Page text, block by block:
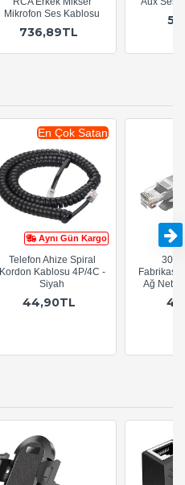
Mikrofon Ses Kablosu
736,89TL
Aynı Gün Kargo
En Çok Satan
Telefon Ahize Spiral
Kordon Kablosu 4P/4C -
Siyah
44,90TL
Ağ